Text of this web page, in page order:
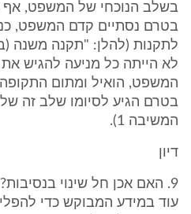
בשלב הנוכחי של המשפט, אף
לא הייתה כל מניעה להגיש
המשיבה 1).
דיון
9. האם אכן חל שינוי